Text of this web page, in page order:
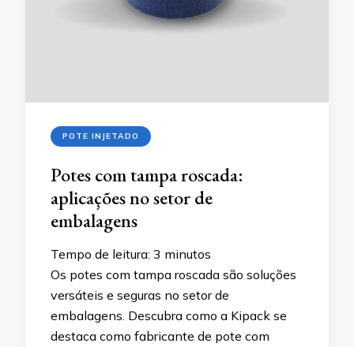
POTE INJETADO
Potes com tampa roscada:
aplicações no setor de
embalagens
Tempo de leitura: 3 minutos
Os potes com tampa roscada são soluções
versáteis e seguras no setor de
embalagens. Descubra como a Kipack se
destaca como fabricante de pote com